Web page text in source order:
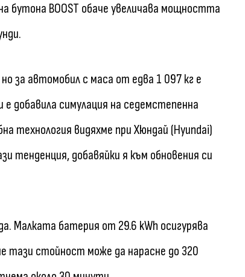
бутона BOOST обаче увеличава мощността
за автомобил с маса от едва 1 097 кг е
добавила симулация на седемстепенна
технология видяхме при Хюндай (Hyundai)
тенденция, добавяйки я към обновения си
Малката батерия от 29.6 kWh осигурява
тази стойност може да нарасне до 320